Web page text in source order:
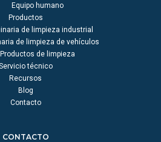
Equipo humano
Productos
de limpieza industrial
de limpieza de vehículos
Productos de limpieza
técnico
Recursos
Blog
Contacto
CONTACTO